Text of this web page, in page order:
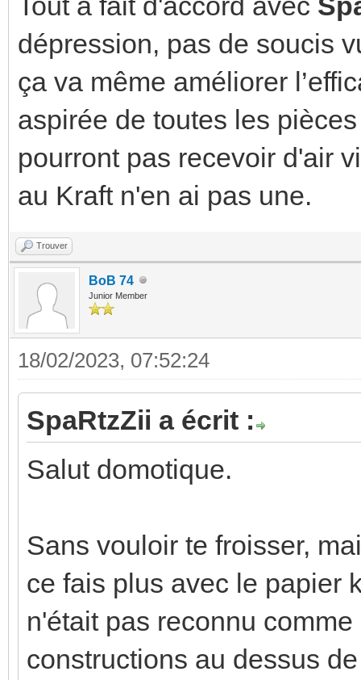
dépression, pas de soucis
ça va même améliorer
aspirée de toutes les
pourront pas recevoir d'air
au Kraft n'en ai pas une.
Trouver
BoB 74
Junior Member
18/02/2023, 07:52:24
SpaRtzZii a écrit :
Salut domotique.
Sans vouloir te froisser,
ce fais plus avec le papier
n'était pas reconnu
constructions au dessus